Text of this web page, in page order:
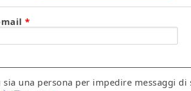
*
una persona per impedire messaggi